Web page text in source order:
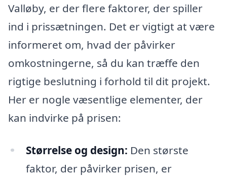
Valløby, er der flere faktorer, der spiller
ind i prissætningen. Det er vigtigt at være
informeret om, hvad der påvirker
omkostningerne, så du kan træffe den
rigtige beslutning i forhold til dit projekt.
Her er nogle væsentlige elementer, der
kan indvirke på prisen:
Størrelse og design: Den største
faktor, der påvirker prisen, er